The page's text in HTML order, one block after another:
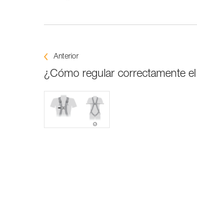
Anterior
¿Cómo regular correctamente